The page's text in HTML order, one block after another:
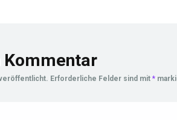
Kommentar
Erforderliche Felder sind mit *